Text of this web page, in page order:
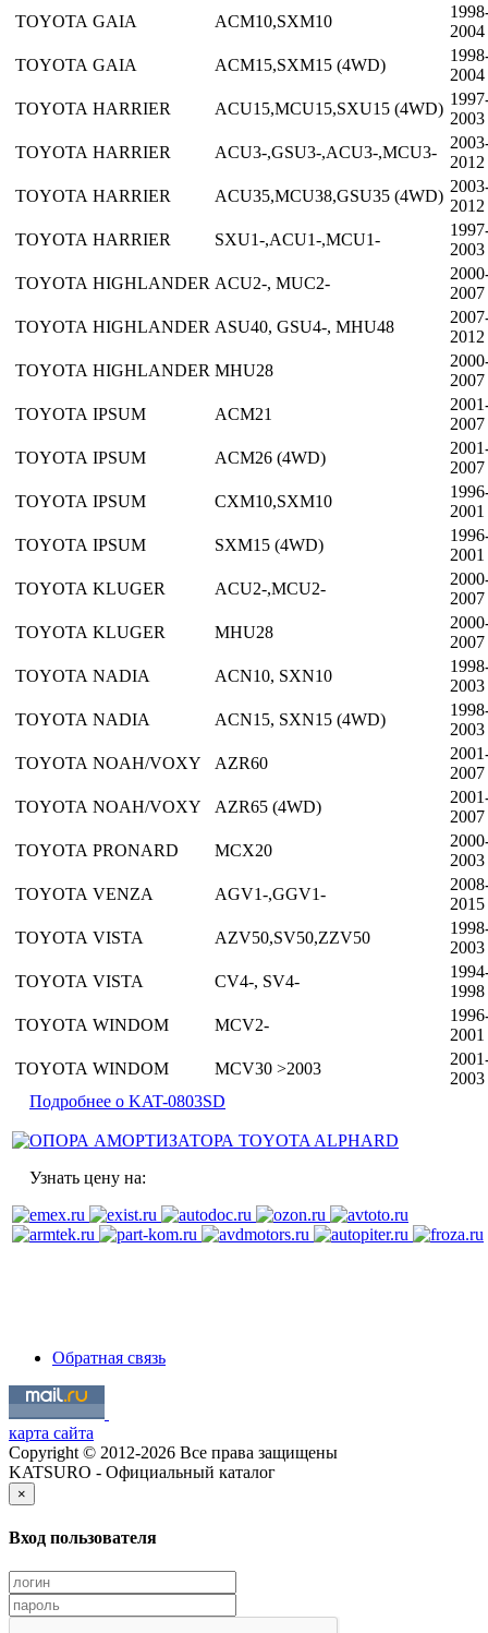
TOYOTA GAIA ACM10,SXM10
2004
TOYOTA GAIA ACM15,SXM15 (4WD)
2004
TOYOTA HARRIER ACU15,MCU15,SXU15 (4WD)
2003
TOYOTA HARRIER ACU3-,GSU3-,ACU3-,MCU3-
2012
TOYOTA HARRIER ACU35,MCU38,GSU35 (4WD)
2012
TOYOTA HARRIER SXU1-,ACU1-,MCU1-
2003
TOYOTA HIGHLANDER ACU2-, MUC2-
2007
TOYOTA HIGHLANDER ASU40, GSU4-, MHU48
2012
TOYOTA HIGHLANDER MHU28
2007
TOYOTA IPSUM ACM21
2007
TOYOTA IPSUM ACM26 (4WD)
2007
TOYOTA IPSUM CXM10,SXM10
2001
TOYOTA IPSUM SXM15 (4WD)
2001
TOYOTA KLUGER ACU2-,MCU2-
2007
TOYOTA KLUGER MHU28
2007
TOYOTA NADIA ACN10, SXN10
2003
TOYOTA NADIA ACN15, SXN15 (4WD)
2003
TOYOTA NOAH/VOXY AZR60
2007
TOYOTA NOAH/VOXY AZR65 (4WD)
2007
TOYOTA PRONARD MCX20
2003
TOYOTA VENZA AGV1-,GGV1-
2015
TOYOTA VISTA AZV50,SV50,ZZV50
2003
TOYOTA VISTA CV4-, SV4-
1998
TOYOTA WINDOM MCV2-
2001
TOYOTA WINDOM MCV30 >2003
2003
Подробнее о KAT-0803SD
Узнать цену на:
Обратная связь
карта сайта
Copyright © 2012-2026 Все права защищены
KATSURO - Официальный каталог
×
Вход пользователя